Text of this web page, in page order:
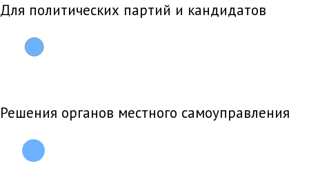
Для политических партий и кандидатов
Решения органов местного самоуправления